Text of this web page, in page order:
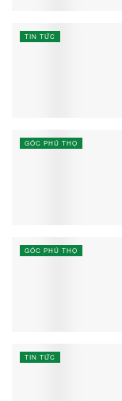
TIN TỨC
GÓC PHÚ THỌ
GÓC PHÚ THỌ
TIN TỨC